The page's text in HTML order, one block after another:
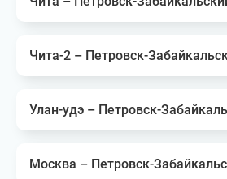
Чита-2 – Петровск-
Улан-удэ – Петровск-
Москва – Петровск-